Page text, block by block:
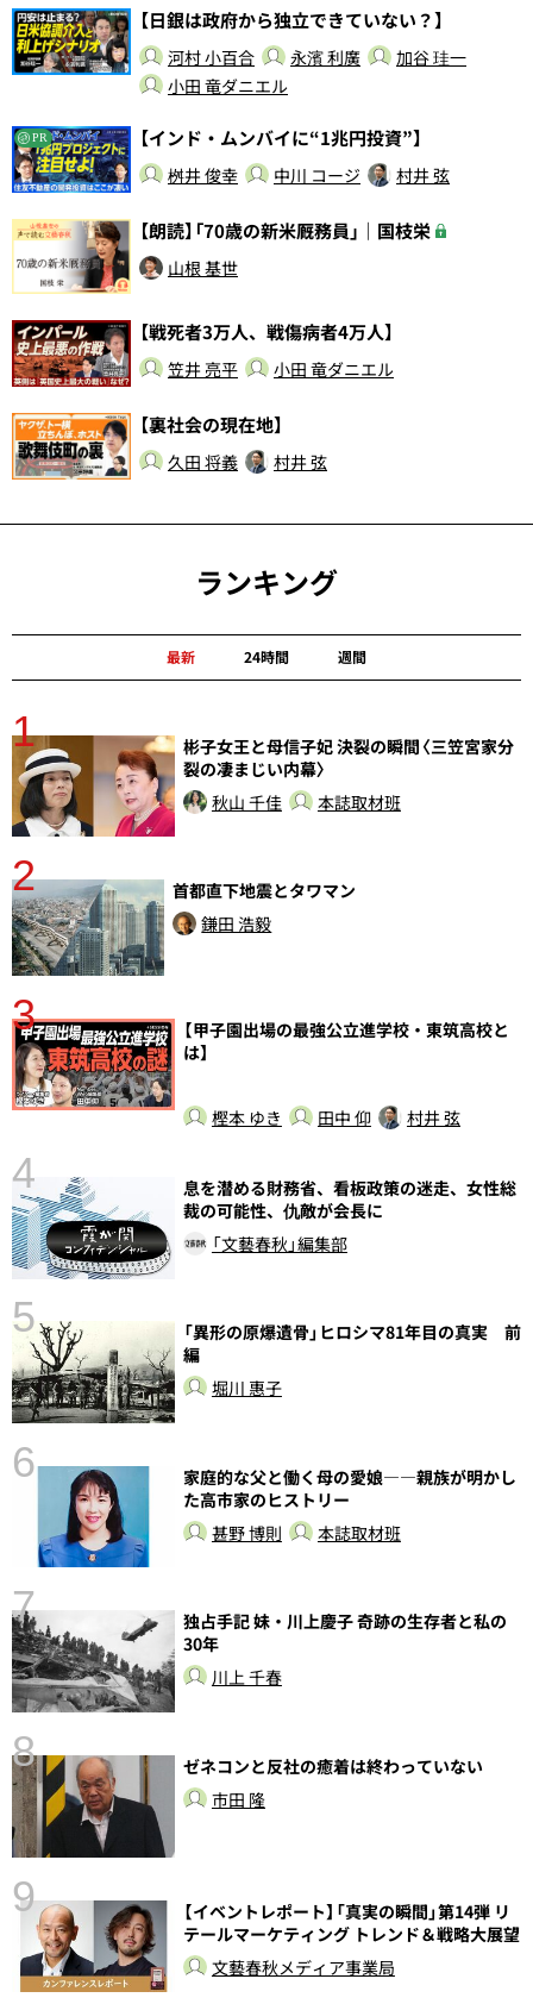
【日銀は政府から独立できていない？】
河村 小百合 永濱 利廣
加谷 珪一
小田 竜ダニエル
PR 【インド・ムンバイに“1兆円投資”】
桝井 俊幸 中川 コージ 村井 弦
【朗読】「70歳の新米厩務員」｜国枝栄
山根 基世
【戦死者3万人、戦傷病者4万人】
笠井 亮平 小田 竜ダニエル
【裏社会の現在地】
久田 将義 村井 弦
ランキング
最新 24時間 週間
1
彬子女王と母信子妃 決裂の瞬間〈三笠宮家分
裂の凄まじい内幕〉
秋山 千佳
本誌取材班
2
首都直下地震とタワマン
鎌田 浩毅
3
【甲子園出場の最強公立進学校・東筑高校と
は】
樫本 ゆき 田中 仰 村井 弦
4
息を潜める財務省、看板政策の迷走、女性総
裁の可能性、仇敵が会長に
「文藝春秋」編集部
5
「異形の原爆遺骨」ヒロシマ81年目の真実 前
編
堀川 惠子
6
家庭的な父と働く母の愛娘――親族が明かし
た高市家のヒストリー
甚野 博則
本誌取材班
7
独占手記 妹・川上慶子 奇跡の生存者と私の
30年
川上 千春
8
ゼネコンと反社の癒着は終わっていない
市田 隆
9
【イベントレポート】「真実の瞬間」第14弾 リ
テールマーケティング トレンド＆戦略大展望
文藝春秋メディア事業局